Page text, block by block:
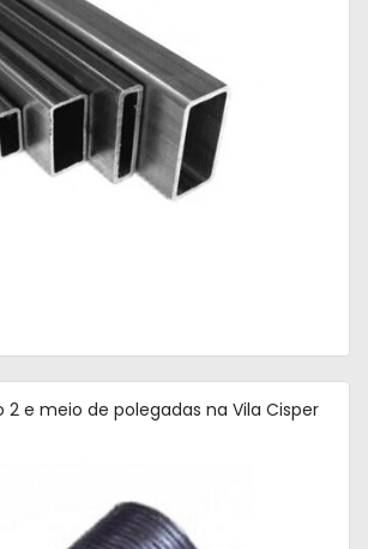
2 e meio de polegadas na Vila Cisper